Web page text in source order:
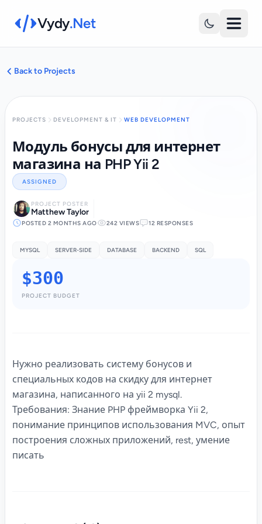
Vydy.Net
Back to Projects
PROJECTS DEVELOPMENT & IT WEB DEVELOPMENT
Модуль бонусы для интернет
магазина на PHP Yii 2
ASSIGNED
PROJECT POSTER
Matthew Taylor
POSTED 2 MONTHS AGO 242 VIEWS 12 RESPONSES
MYSQL SERVER-SIDE DATABASE BACKEND SQL
$300
PROJECT BUDGET
Нужно реализовать систему бонусов и
специальных кодов на скидку для интернет
магазина, написанного на yii 2 mysql.
Требования: Знание PHP фреймворка Yii 2,
понимание принципов использования MVC, опыт
построения сложных приложений, rest, умение
писать